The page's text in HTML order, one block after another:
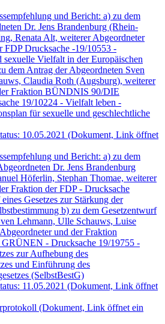
und Bericht: a) zu dem
Dr. Jens Brandenburg (Rhein-
Renata Alt, weiterer Abgeordneter
FDP Drucksache -19/10553 -
sexuelle Vielfalt in der Europäischen
dem Antrag der Abgeordneten Sven
Claudia Roth (Augsburg), weiterer
Fraktion BÜNDNIS 90/DIE
19/10224 - Vielfalt leben -
für sexuelle und geschlechtliche
10.05.2021 (Dokument, Link öffnet
und Bericht: a) zu dem
Dr. Jens Brandenburg
Höferlin, Stephan Thomae, weiterer
Fraktion der FDP - Drucksache
Gesetzes zur Stärkung der
b) zu dem Gesetzentwurf
Lehmann, Ulle Schauws, Luise
und der Fraktion
- Drucksache 19/19755 -
zur Aufhebung des
und Einführung des
(SelbstBestG)
11.05.2021 (Dokument, Link öffnet
(Dokument, Link öffnet ein